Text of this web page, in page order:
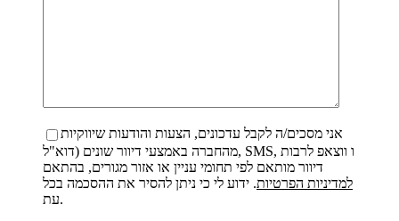
אני מסכים/ה לקבל עדכונים, הצעות והודעות שיווקיות
מהחברה באמצעי דיוור שונים (דוא"ל, SMS, ו ווצאפ לרבות
דיוור מותאם לפי תחומי עניין או אזור מגורים, בהתאם
למדיניות הפרטיות. ידוע לי כי ניתן להסיר את ההסכמה בכל
עת.